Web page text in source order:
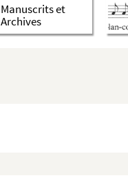
Manuscrits et
Archives